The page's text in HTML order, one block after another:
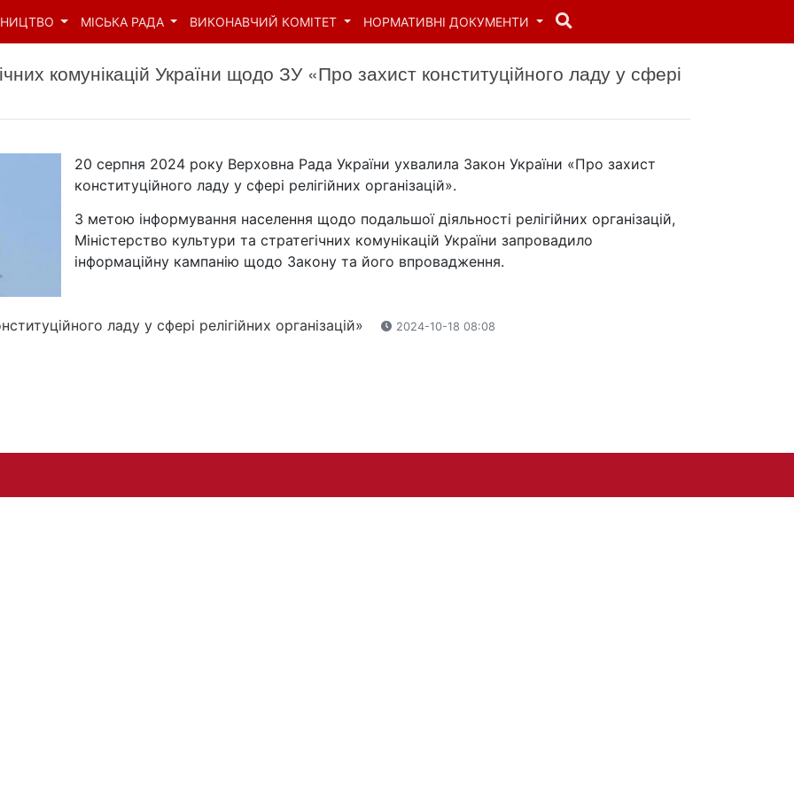
МІСЬКА РАДА ВИКОНАВЧИЙ КОМІТЕТ НОРМАТИВНІ ДОКУМЕНТИ
комунікацій України щодо ЗУ «Про захист конституційного ладу у сфері
20 серпня 2024 року Верховна Рада України ухвалила Закон України «Про захист
конституційного ладу у сфері релігійних організацій».
З метою інформування населення щодо подальшої діяльності релігійних організацій,
Міністерство культури та стратегічних комунікацій України запровадило
інформаційну кампанію щодо Закону та його впровадження.
ладу у сфері релігійних організацій» 2024-10-18 08:08